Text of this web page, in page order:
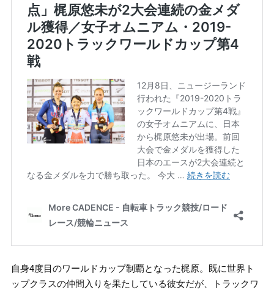
自身4度目のワールドカップ制覇となった梶原。既に世界ト
ップクラスの仲間入りを果たしている彼女だが、トラックワ